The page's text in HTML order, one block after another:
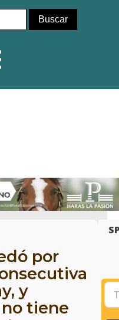
por
y
tiene